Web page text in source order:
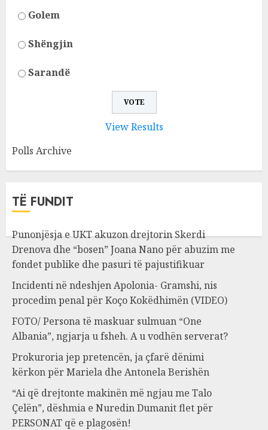
Golem
Shëngjin
Sarandë
View Results
Polls Archive
TË FUNDIT
Punonjësja e UKT akuzon drejtorin Skerdi
Drenova dhe “bosen” Joana Nano për abuzim me
fondet publike dhe pasuri të pajustifikuar
Incidenti në ndeshjen Apolonia- Gramshi, nis
procedim penal për Koço Kokëdhimën (VIDEO)
FOTO/ Persona të maskuar sulmuan “One
Albania”, ngjarja u fsheh. A u vodhën serverat?
Prokuroria jep pretencën, ja çfarë dënimi
kërkon për Mariela dhe Antonela Berishën
“Ai që drejtonte makinën më ngjau me Talo
Çelën”, dëshmia e Nuredin Dumanit flet për
PERSONAT që e plagosën!